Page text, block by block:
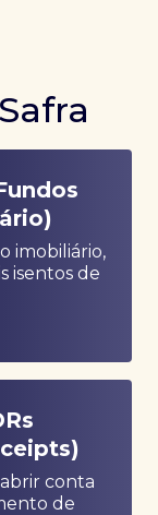
imobiliário,
isentos de
conta
de